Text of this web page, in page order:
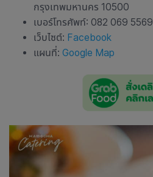
กรุงเทพมหานคร 10500
เบอร์โทรศัพท์: 082 069 5569
เว็บไซต์: Facebook
แผนที่: Google Map